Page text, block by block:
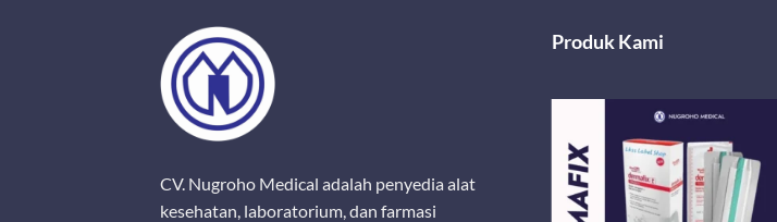
CV. Nugroho Medical adalah penyedia alat
kesehatan, laboratorium, dan farmasi
Produk Kami